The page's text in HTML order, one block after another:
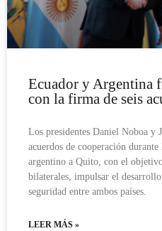
Ecuador y Argentina
con la firma de seis
Los presidentes Daniel Noboa y
acuerdos de cooperación
argentino a Quito, con el
bilaterales, impulsar el
seguridad entre ambos países.
LEER MÁS »